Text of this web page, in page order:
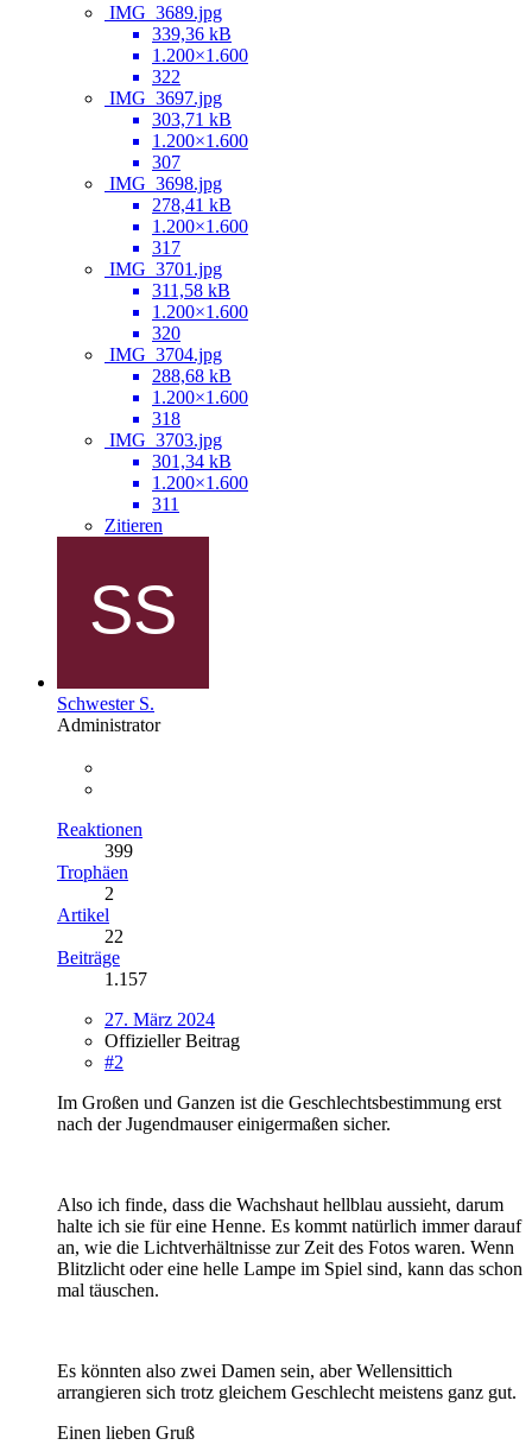
IMG_3689.jpg
339,36 kB
1.200×1.600
322
IMG_3697.jpg
303,71 kB
1.200×1.600
307
IMG_3698.jpg
278,41 kB
1.200×1.600
317
IMG_3701.jpg
311,58 kB
1.200×1.600
320
IMG_3704.jpg
288,68 kB
1.200×1.600
318
IMG_3703.jpg
301,34 kB
1.200×1.600
311
Zitieren
Schwester S.
Administrator
Reaktionen
399
Trophäen
2
Artikel
22
Beiträge
1.157
27. März 2024
Offizieller Beitrag
#2
Im Großen und Ganzen ist die Geschlechtsbestimmung erst
nach der Jugendmauser einigermaßen sicher.
Also ich finde, dass die Wachshaut hellblau aussieht, darum
halte ich sie für eine Henne. Es kommt natürlich immer darauf
an, wie die Lichtverhältnisse zur Zeit des Fotos waren. Wenn
Blitzlicht oder eine helle Lampe im Spiel sind, kann das schon
mal täuschen.
Es könnten also zwei Damen sein, aber Wellensittich
arrangieren sich trotz gleichem Geschlecht meistens ganz gut.
Einen lieben Gruß